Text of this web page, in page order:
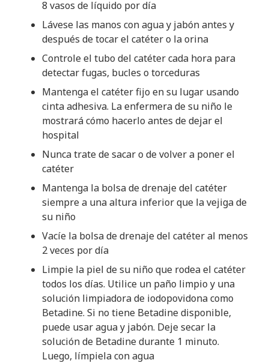
8 vasos de líquido por día
Lávese las manos con agua y jabón antes y
después de tocar el catéter o la orina
Controle el tubo del catéter cada hora para
detectar fugas, bucles o torceduras
Mantenga el catéter fijo en su lugar usando
cinta adhesiva. La enfermera de su niño le
mostrará cómo hacerlo antes de dejar el
hospital
Nunca trate de sacar o de volver a poner el
catéter
Mantenga la bolsa de drenaje del catéter
siempre a una altura inferior que la vejiga de
su niño
Vacíe la bolsa de drenaje del catéter al menos
2 veces por día
Limpie la piel de su niño que rodea el catéter
todos los días. Utilice un paño limpio y una
solución limpiadora de iodopovidona como
Betadine. Si no tiene Betadine disponible,
puede usar agua y jabón. Deje secar la
solución de Betadine durante 1 minuto.
Luego, límpiela con agua